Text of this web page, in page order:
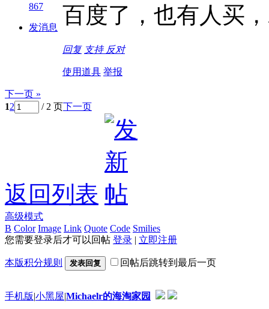
867
发消息 百度了，也有人买
回复 支持 反对
使用道具 举报
下一页 »
12 / 2 页下一页
返回列表
高级模式
B Color Image Link Quote Code Smilies
您需要登录后才可以回帖 登录 | 立即注册
本版积分规则 发表回复 回帖后跳转到最后一页
手机版|小黑屋|Michaelr的海淘家园